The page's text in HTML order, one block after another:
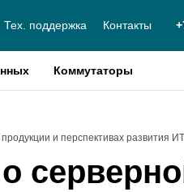
Тех. поддержка Контакты
Коммутаторы
и перспективах